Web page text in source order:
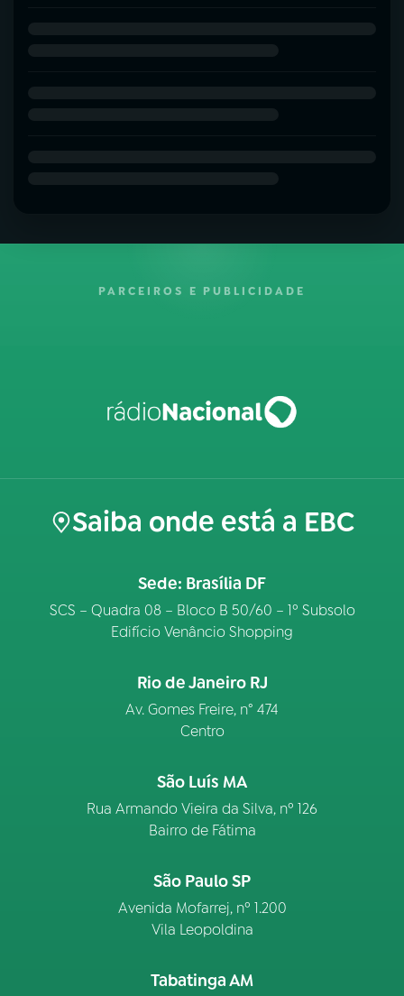
PARCEIROS E PUBLICIDADE
Saiba onde está a EBC
Sede: Brasília DF
SCS – Quadra 08 – Bloco B 50/60 – 1º Subsolo
Edifício Venâncio Shopping
Rio de Janeiro RJ
Av. Gomes Freire, n° 474
Centro
São Luís MA
Rua Armando Vieira da Silva, nº 126
Bairro de Fátima
São Paulo SP
Avenida Mofarrej, nº 1.200
Vila Leopoldina
Tabatinga AM